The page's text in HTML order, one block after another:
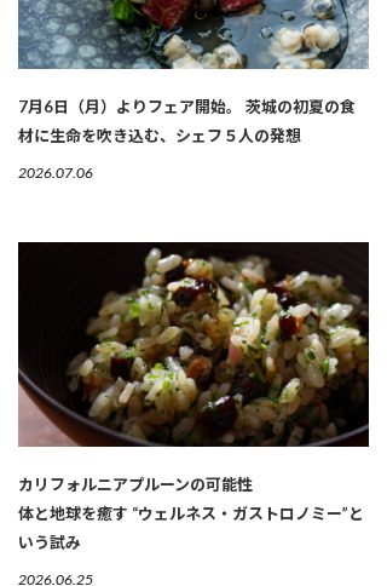
7月6日（月）よりフェア開始。 茨城の初夏の食
材に生命を吹き込む、シェフ５人の発想
2026.07.06
カリフォルニアプルーンの可能性
体と地球を癒す “ウェルネス・ガストロノミー”と
いう試み
2026.06.25